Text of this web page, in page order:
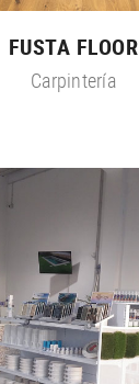
FUSTA FLOOR
Carpintería